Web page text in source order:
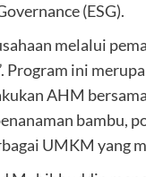
(ESG).
melalui
ini
AHM
bambu,
UMKM yang